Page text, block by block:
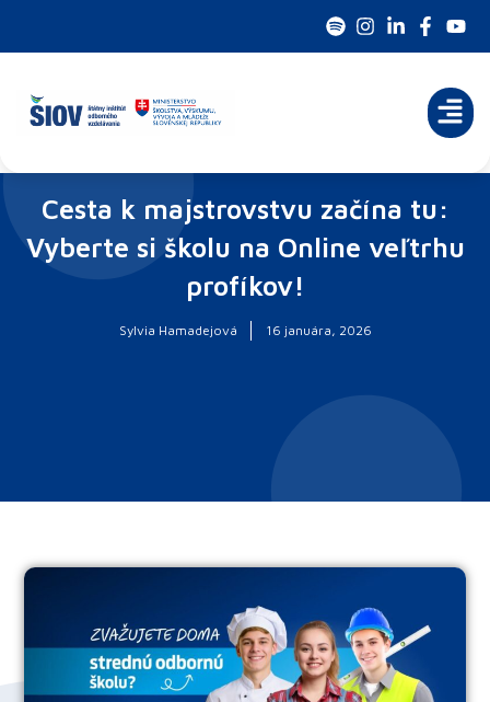
Cesta k majstrovstvu začína tu:
Vyberte si školu na Online veľtrhu
profíkov!
Sylvia Hamadejová 16 januára, 2026